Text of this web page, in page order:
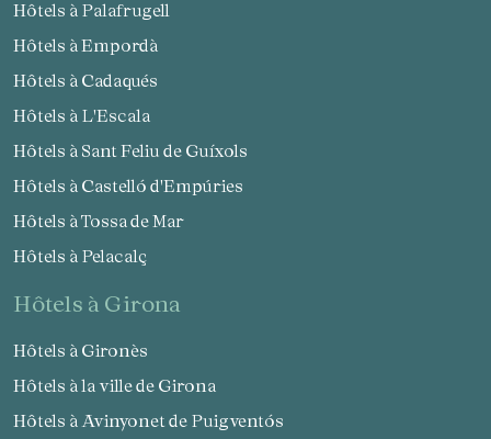
Hôtels à Palafrugell
Hôtels à Empordà
Hôtels à Cadaqués
Hôtels à L'Escala
Hôtels à Sant Feliu de Guíxols
Hôtels à Castelló d'Empúries
Hôtels à Tossa de Mar
Hôtels à Pelacalç
hôtels à Girona
Hôtels à Gironès
Hôtels à la ville de Girona
Hôtels à Avinyonet de Puigventós